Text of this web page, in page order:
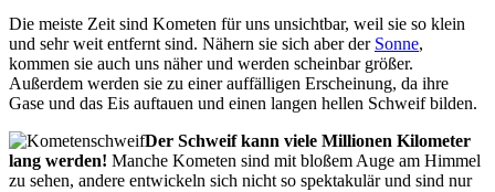
Die meiste Zeit sind Kometen für uns unsichtbar, weil sie so klein
und sehr weit entfernt sind. Nähern sie sich aber der Sonne,
kommen sie auch uns näher und werden scheinbar größer.
Außerdem werden sie zu einer auffälligen Erscheinung, da ihre
Gase und das Eis auftauen und einen langen hellen Schweif bilden.
Der Schweif kann viele Millionen Kilometer
lang werden! Manche Kometen sind mit bloßem Auge am Himmel
zu sehen, andere entwickeln sich nicht so spektakulär und sind nur